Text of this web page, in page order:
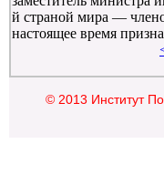
й страной мира —
настоящее время
© 2013 Институт